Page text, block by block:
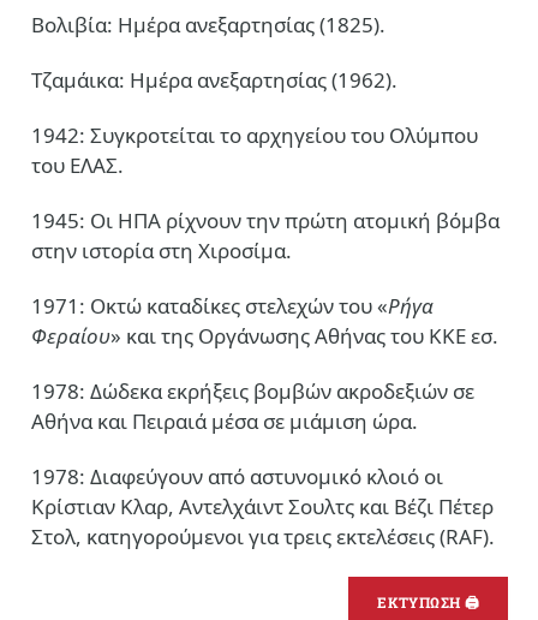
Βολιβία: Ημέρα ανεξαρτησίας (1825).
Τζαμάικα: Ημέρα ανεξαρτησίας (1962).
1942: Συγκροτείται το αρχηγείου του Ολύμπου
του ΕΛΑΣ.
1945: Οι ΗΠΑ ρίχνουν την πρώτη ατομική βόμβα
στην ιστορία στη Χιροσίμα.
1971: Οκτώ καταδίκες στελεχών του «Ρήγα
Φεραίου» και της Οργάνωσης Αθήνας του ΚΚΕ εσ.
1978: Δώδεκα εκρήξεις βομβών ακροδεξιών σε
Αθήνα και Πειραιά μέσα σε μιάμιση ώρα.
1978: Διαφεύγουν από αστυνομικό κλοιό οι
Κρίστιαν Κλαρ, Αντελχάιντ Σουλτς και Βέζι Πέτερ
Στολ, κατηγορούμενοι για τρεις εκτελέσεις (RAF).
ΕΚΤΥΠΩΣΗ 🖨